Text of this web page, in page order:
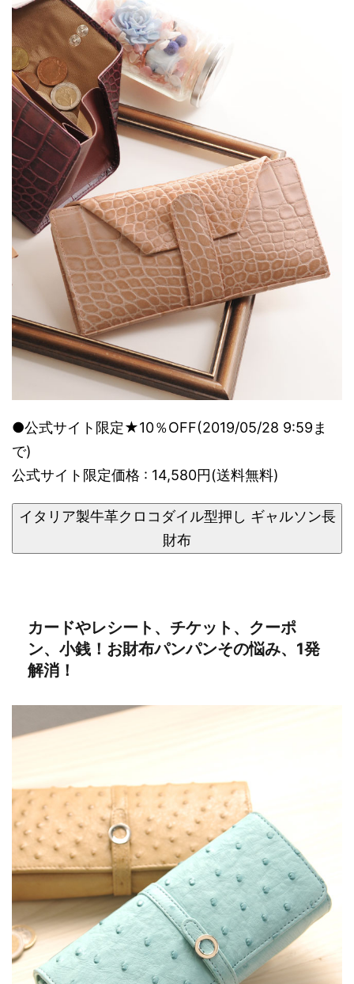
●公式サイト限定★10％OFF(2019/05/28 9:59ま
で)
公式サイト限定価格 : 14,580円(送料無料)
イタリア製牛革クロコダイル型押し ギャルソン長
財布
カードやレシート、チケット、クーポ
ン、小銭！お財布パンパンその悩み、1発
解消！